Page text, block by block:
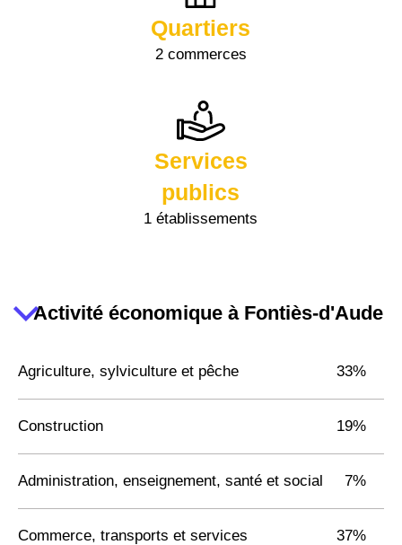
Quartiers
2 commerces
Services
publics
1 établissements
Activité économique à Fontiès-d'Aude
Agriculture, sylviculture et pêche 33%
Construction 19%
Administration, enseignement, santé et social 7%
Commerce, transports et services 37%